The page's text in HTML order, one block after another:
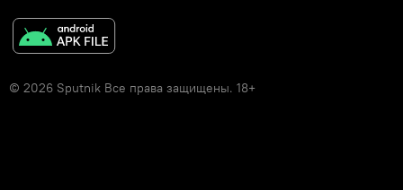
© 2026 Sputnik Все права защищены. 18+